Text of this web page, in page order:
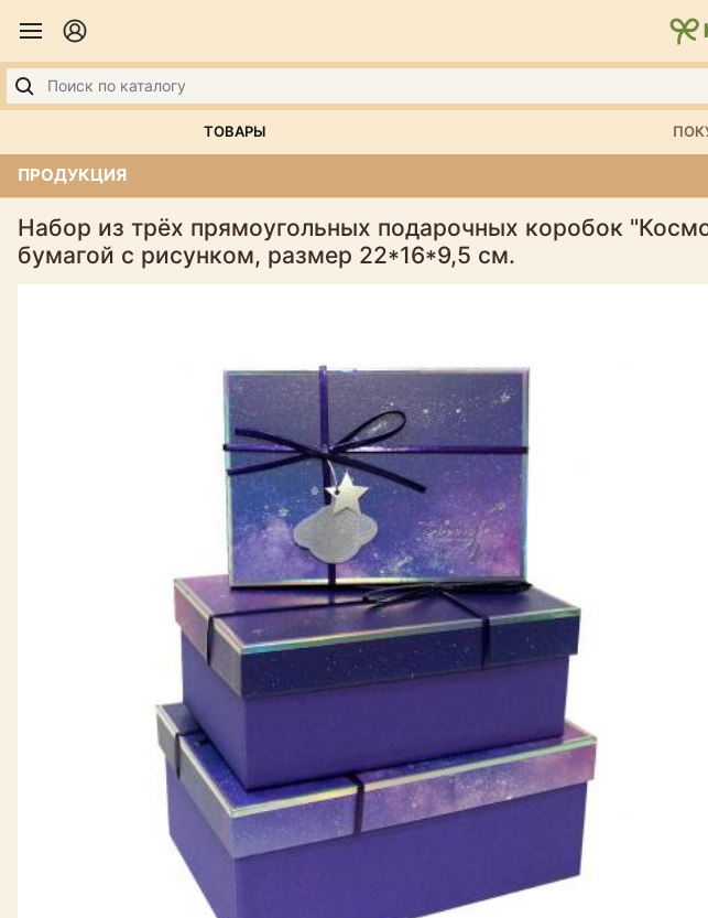
ТОВАРЫ
ПРОДУКЦИЯ
Набор из трёх прямоугольных подарочных коробок
бумагой с рисунком, размер 22*16*9,5 см.